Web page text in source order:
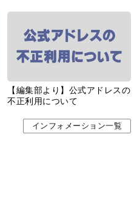
【編集部より】公式アドレスの
不正利用について
インフォメーション一覧